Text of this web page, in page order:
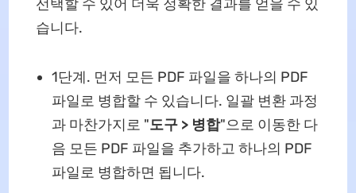
선택할 수 있어 더욱 정확한 결과를 얻을 수 있
습니다.
1단계. 먼저 모든 PDF 파일을 하나의 PDF
파일로 병합할 수 있습니다. 일괄 변환 과정
과 마찬가지로 "도구 > 병합"으로 이동한 다
음 모든 PDF 파일을 추가하고 하나의 PDF
파일로 병합하면 됩니다.